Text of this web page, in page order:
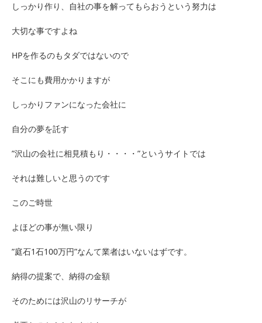
しっかり作り、自社の事を解ってもらおうという努力は
大切な事ですよね
HPを作るのもタダではないので
そこにも費用かかりますが
しっかりファンになった会社に
自分の夢を託す
”沢山の会社に相見積もり・・・・”というサイトでは
それは難しいと思うのです
このご時世
よほどの事が無い限り
”庭石1石100万円”なんて業者はいないはずです。
納得の提案で、納得の金額
そのためには沢山のリサーチが